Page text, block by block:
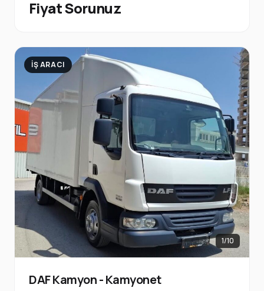
Fiyat Sorunuz
İŞ ARACI
1/10
DAF Kamyon - Kamyonet